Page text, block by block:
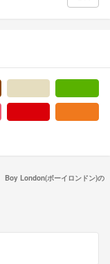
Boy London(ボーイロンドン)の